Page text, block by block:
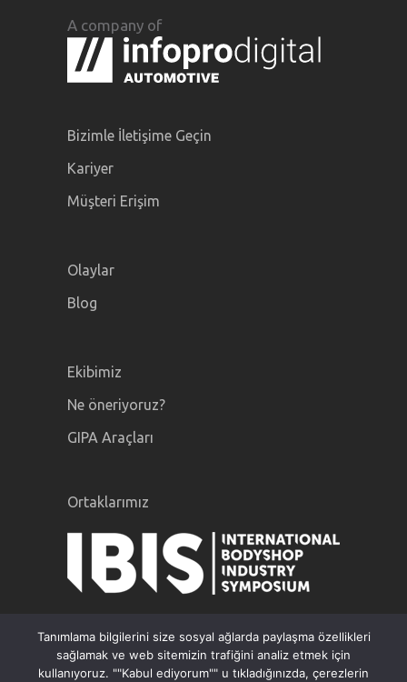
A company of
Bizimle İletişime Geçin
Kariyer
Müşteri Erişim
Olaylar
Blog
Ekibimiz
Ne öneriyoruz?
GIPA Araçları
Ortaklarımız
Tanımlama bilgilerini size sosyal ağlarda paylaşma özellikleri
sağlamak ve web sitemizin trafiğini analiz etmek için
kullanıyoruz. ""Kabul ediyorum"" u tıkladığınızda, çerezlerin